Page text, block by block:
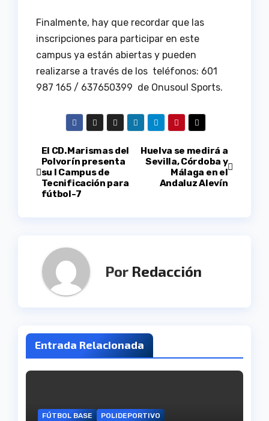
Finalmente, hay que recordar que las
inscripciones para participar en este
campus ya están abiertas y pueden
realizarse a través de los teléfonos: 601
987 165 / 637650399 de Onusoul Sports.
Navegación
de
Huelva se medirá a
Sevilla, Córdoba y
Málaga en el
Andaluz Alevín
El CD.Marismas del
Polvorín presenta
su I Campus de
Tecnificación para
fútbol-7
Por Redacción
Entrada Relacionada
FÚTBOL BASE POLIDEPORTIVO